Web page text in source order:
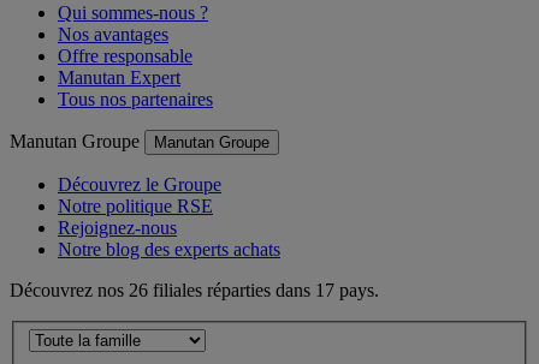
Qui sommes-nous ?
Nos avantages
Offre responsable
Manutan Expert
Tous nos partenaires
Manutan Groupe Manutan Groupe
Découvrez le Groupe
Notre politique RSE
Rejoignez-nous
Notre blog des experts achats
Découvrez nos 26 filiales réparties dans 17 pays.